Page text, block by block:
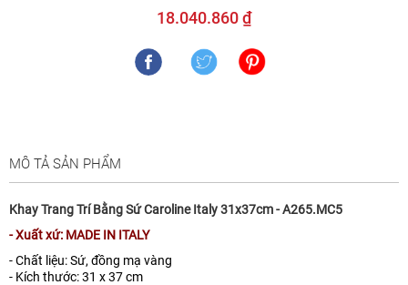
18.040.860 ₫
MÔ TẢ SẢN PHẨM
Khay Trang Trí Bằng Sứ Caroline Italy 31x37cm - A265.MC5
- Xuất xứ: MADE IN ITALY
- Chất liệu: Sứ, đồng mạ vàng
- Kích thước: 31 x 37 cm